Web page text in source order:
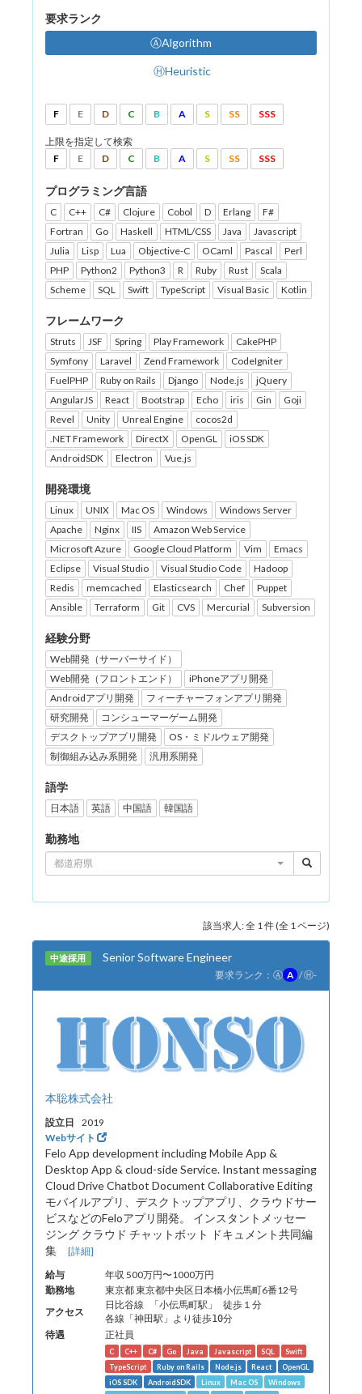
要求ランク
ⒶAlgorithm
ⒽHeuristic
F E D C B A S SS SSS
上限を指定して検索
F
E D C B A S SS SSS
プログラミング言語
C C++ C# Clojure Cobol D Erlang
F#
Fortran
Go Haskell HTML/CSS Java
Javascript
Julia
Lisp Lua Objective-C OCaml Pascal
Perl
PHP
Python2 Python3 R Ruby Rust
Scala
Scheme
SQL Swift TypeScript Visual Basic Kotlin
フレームワーク
Struts JSF Spring Play Framework
CakePHP
Symfony
Laravel Zend Framework
CodeIgniter
FuelPHP
Ruby on Rails Django Node.js
jQuery
AngularJS
React Bootstrap Echo iris Gin
Goji
Revel
Unity Unreal Engine
cocos2d
.NET Framework
DirectX OpenGL
iOS SDK
AndroidSDK
Electron Vue.js
開発環境
Linux UNIX Mac OS Windows
Windows Server
Apache
Nginx IIS
Amazon Web Service
Microsoft Azure
Google Cloud Platform Vim
Emacs
Eclipse
Visual Studio Visual Studio Code
Hadoop
Redis
memcached Elasticsearch Chef
Puppet
Ansible
Terraform Git CVS Mercurial Subversion
経験分野
Web開発（サーバーサイド）
Web開発（フロントエンド）
iPhoneアプリ開発
Androidアプリ開発
フィーチャーフォンアプリ開発
研究開発
コンシューマーゲーム開発
デスクトップアプリ開発
OS・ミドルウェア開発
制御組み込み系開発
汎用系開発
語学
日本語 英語 中国語 韓国語
勤務地
都道府県
該当求人: 全 1 件 (全 1 ページ)
中途採用 Senior Software Engineer
要求ランク： Ⓐ A /Ⓗ-
本聡株式会社
設立日
2019
Webサイト
Felo App development including Mobile App &
Desktop App & cloud-side Service. Instant messaging
Cloud Drive Chatbot Document Collaborative Editing
モバイルアプリ、デスクトップアプリ、クラウドサー
ビスなどのFeloアプリ開発。 インスタントメッセー
ジング クラウド チャットボット ドキュメント共同編
集 [詳細]
給与
年収 500万円〜1000万円
勤務地
東京都 東京都中央区日本橋小伝馬町6番12号
アクセス
日比谷線 「小伝馬町駅」 徒歩１分
各線「神田駅」より徒歩10分
待遇 正社員
C C++ C# Go Java Javascript SQL
Swift
TypeScript
Ruby on Rails Node.js React
OpenGL
iOS SDK
AndroidSDK Linux Mac OS
Windows